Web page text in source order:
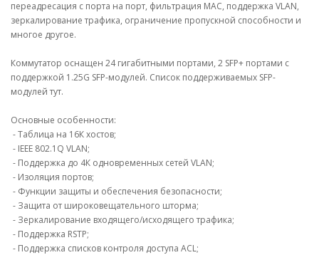
переадресация с порта на порт, фильтрация MAC, поддержка VLAN,
зеркалирование трафика, ограничение пропускной способности и
многое другое.
Коммутатор оснащен 24 гигабитными портами, 2 SFP+ портами с
поддержкой 1.25G SFP-модулей. Список поддерживаемых SFP-
модулей тут.
Основные особенности:
- Таблица на 16К хостов;
- IEEE 802.1Q VLAN;
- Поддержка до 4К одновременных сетей VLAN;
- Изоляция портов;
- Функции защиты и обеспечения безопасности;
- Защита от широковещательного шторма;
- Зеркалирование входящего/исходящего трафика;
- Поддержка RSTP;
- Поддержка списков контроля доступа ACL;